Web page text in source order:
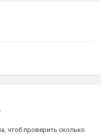
чтоб проверить сколько